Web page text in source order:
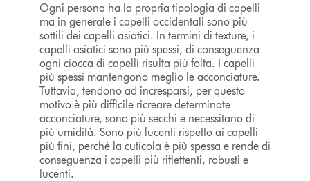
Ogni persona ha la propria tipologia di capelli
ma in generale i capelli occidentali sono più
sottili dei capelli asiatici. In termini di texture, i
capelli asiatici sono più spessi, di conseguenza
ogni ciocca di capelli risulta più folta. I capelli
più spessi mantengono meglio le acconciature.
Tuttavia, tendono ad incresparsi, per questo
motivo è più difficile ricreare determinate
acconciature, sono più secchi e necessitano di
più umidità. Sono più lucenti rispetto ai capelli
più fini, perché la cuticola è più spessa e rende di
conseguenza i capelli più riflettenti, robusti e
lucenti.